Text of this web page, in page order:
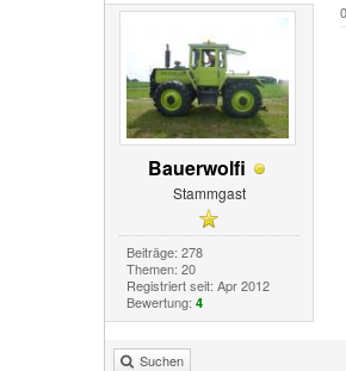
Bauerwolfi
Stammgast
Beiträge: 278
Themen: 20
Registriert seit: Apr 2012
Bewertung: 4
Suchen